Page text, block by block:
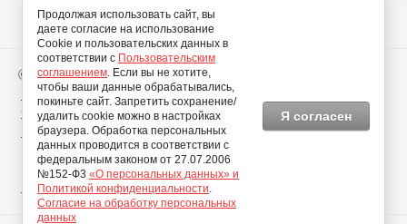
© 2009-2026 ООО "Теплодом АРТ"
Политика конфиденциальности
Согласие на использование персональных данных
Пользовательское соглашение
Карта сайта
Продолжая использовать сайт, вы
даете согласие на использование
Cookie и пользовательских данных в
соответствии с Пользовательским
соглашением. Если вы не хотите,
чтобы ваши данные обрабатывались,
покиньте сайт. Запретить сохранение/
удалить cookie можно в настройках
браузера. Обработка персональных
данных проводится в соответствии с
федеральным законом от 27.07.2006
№152-Ф3 «О персональных данных» и
Политикой конфиденциальности.
Согласие на обработку персональных
данных
Я согласен